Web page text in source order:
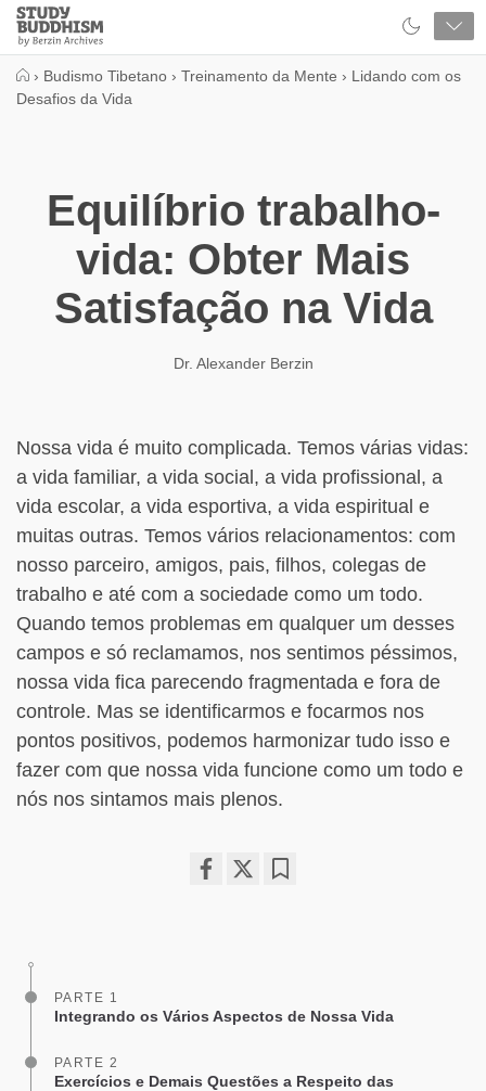
Close
Study
Buddhism
› Budismo Tibetano › Treinamento da Mente › Lidando com os
Desafios da Vida
Equilíbrio trabalho-
vida: Obter Mais
Satisfação na Vida
Dr. Alexander Berzin
Nossa vida é muito complicada. Temos várias vidas:
a vida familiar, a vida social, a vida profissional, a
vida escolar, a vida esportiva, a vida espiritual e
muitas outras. Temos vários relacionamentos: com
nosso parceiro, amigos, pais, filhos, colegas de
trabalho e até com a sociedade como um todo.
Quando temos problemas em qualquer um desses
campos e só reclamamos, nos sentimos péssimos,
nossa vida fica parecendo fragmentada e fora de
controle. Mas se identificarmos e focarmos nos
pontos positivos, podemos harmonizar tudo isso e
fazer com que nossa vida funcione como um todo e
nós nos sintamos mais plenos.
PARTE 1
Integrando os Vários Aspectos de Nossa Vida
PARTE 2
Exercícios e Demais Questões a Respeito das